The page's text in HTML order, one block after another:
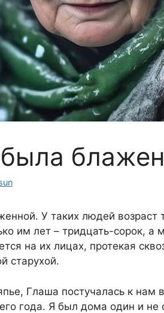
У таких людей возраст
им лет – тридцать-сорок,
на их лицах, протекая
старухой.
Глаша постучалась к
года. Я был дома один и